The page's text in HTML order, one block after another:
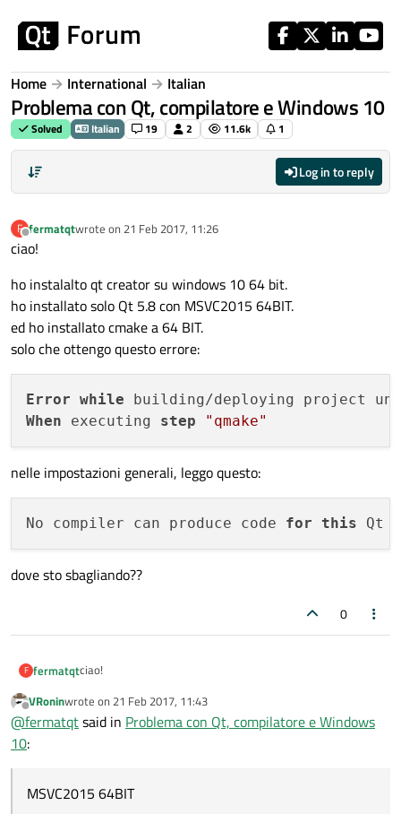
Home International Italian
Problema con Qt, compilatore e Windows 10
Solved Italian 19 2 11.6k 1
Log in to reply
F
Offline
fermatqtwrote on 21 Feb 2017, 11:26
last edited by
ciao!
ho instalalto qt creator su windows 10 64 bit.
ho installato solo Qt 5.8 con MSVC2015 64BIT.
ed ho installato cmake a 64 BIT.
solo che ottengo questo errore:
Error while building/deploying project
When executing step "qmake"
nelle impostazioni generali, leggo questo:
No compiler can produce code for this
dove sto sbagliando??
0
F fermatqtciao!
ho instalalto qt creator su windows 10 64 bit.
ho installato solo Qt 5.8 con MSVC2015 64BIT.
Offline
VRoninwrote on 21 Feb 2017, 11:43
last edited by
@fermatqtsaid in Problema con Qt, compilatore e Windows
10:
MSVC2015 64BIT